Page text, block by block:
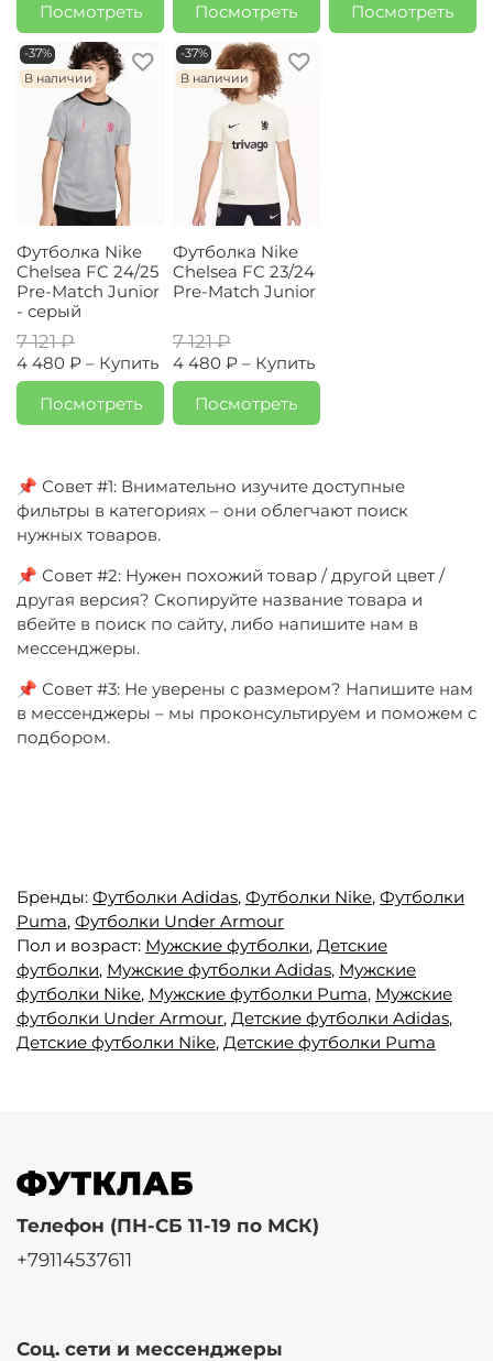
Посмотреть Посмотреть Посмотреть
-37%
В наличии
Футболка Nike
Chelsea FC 24/25
Pre-Match Junior
- серый
7 121 ₽
4 480 ₽ – Купить
Посмотреть
-37%
В наличии
Футболка Nike
Chelsea FC 23/24
Pre-Match Junior
7 121 ₽
4 480 ₽ – Купить
Посмотреть
📌 Совет #1: Внимательно изучите доступные
фильтры в категориях – они облегчают поиск
нужных товаров.
📌 Совет #2: Нужен похожий товар / другой цвет /
другая версия? Скопируйте название товара и
вбейте в поиск по сайту, либо напишите нам в
мессенджеры.
📌 Совет #3: Не уверены с размером? Напишите нам
в мессенджеры – мы проконсультируем и поможем с
подбором.
Бренды: Футболки Adidas, Футболки Nike, Футболки
Puma, Футболки Under Armour
Пол и возраст: Мужские футболки, Детские
футболки, Мужские футболки Adidas, Мужские
футболки Nike, Мужские футболки Puma, Мужские
футболки Under Armour, Детские футболки Adidas,
Детские футболки Nike, Детские футболки Puma
Телефон (ПН-СБ 11-19 по МСК)
+79114537611
Соц. сети и мессенджеры